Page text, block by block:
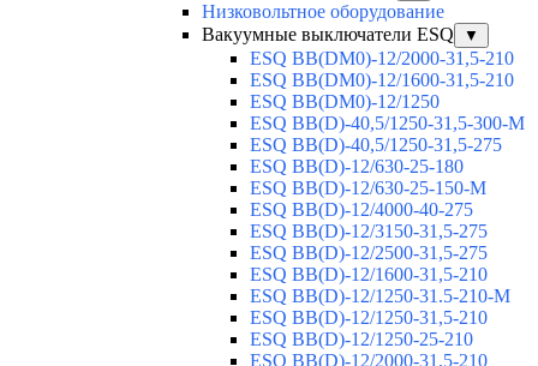
Низковольтное оборудование
Вакуумные выключатели ESQ
▼
ESQ ВВ(DM0)-12/2000-31,5-210
ESQ ВВ(DM0)-12/1600-31,5-210
ESQ ВВ(DM0)-12/1250
ESQ ВВ(D)-40,5/1250-31,5-300-М
ESQ ВВ(D)-40,5/1250-31,5-275
ESQ ВВ(D)-12/630-25-180
ESQ ВВ(D)-12/630-25-150-М
ESQ ВВ(D)-12/4000-40-275
ESQ ВВ(D)-12/3150-31,5-275
ESQ ВВ(D)-12/2500-31,5-275
ESQ ВВ(D)-12/1600-31,5-210
ESQ ВВ(D)-12/1250-31.5-210-М
ESQ ВВ(D)-12/1250-31,5-210
ESQ ВВ(D)-12/1250-25-210
ESQ BB(D)-12/2000-31,5-210